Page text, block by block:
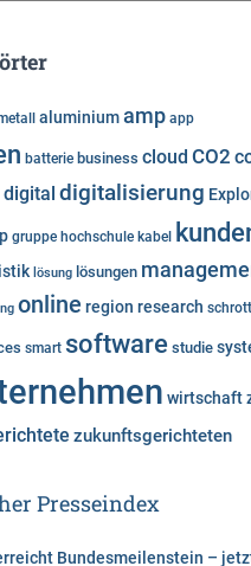
aluminiumamp app
batterie business cloud CO2
digital digitalisierung
gruppe hochschule kabel
lösung lösungen
online region research schrott
smart software studie
wirtschaft
zukunftsgerichteten
Presseindex
Bundesmeilenstein –